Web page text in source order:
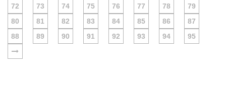
72
73 74 75 76 77 78
79
80
81 82 83 84 85 86
87
88
89 90 91 92 93 94 95